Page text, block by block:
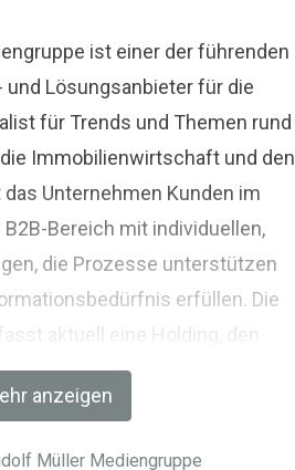
anzeigen
ist einer der führenden
Lösungsanbieter für die
für Trends und Themen rund
die Immobilienwirtschaft und den
Unternehmen Kunden im
Bereich mit individuellen,
die Prozesse unterstützen
erfüllen. Die
aktuell eine Holding, den
Müller Medien und mit der BIM
für Akteure der